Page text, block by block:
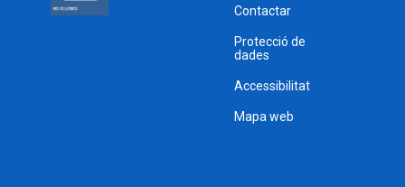
Contactar
Protecció de
dades
Accessibilitat
Mapa web